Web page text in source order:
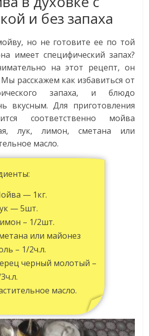
и без запаха
но не готовите ее по той
имеет специфический запах?
на этот рецепт, он
Мы расскажем как избавиться от
запаха, и блюдо
вкусным. Для приготовления
соответственно мойва
лук, лимон, сметана или
масло.
— 1кг.
— 5шт.
– 1/2шт.
или майонез
– 1/2ч.л.
черный молотый –
масло.